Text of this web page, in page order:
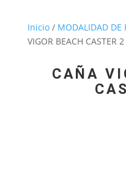
Inicio/ MODALIDAD DE
VIGOR BEACH CASTER 2
CAÑA